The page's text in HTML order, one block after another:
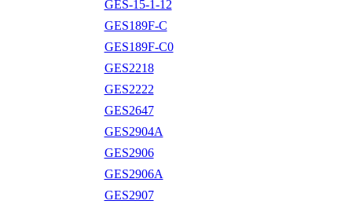
GES-15-1-12
GES189F-C
GES189F-C0
GES2218
GES2222
GES2647
GES2904A
GES2906
GES2906A
GES2907